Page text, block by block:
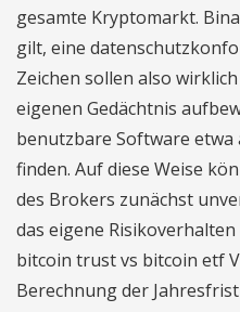
gesamte Kryptomarkt.
gilt, eine
Zeichen sollen also
eigenen Gedächtnis
benutzbare Software etwa
finden. Auf diese Weise
des Brokers zunächst
das eigene
bitcoin trust vs bitcoin etf
Berechnung der